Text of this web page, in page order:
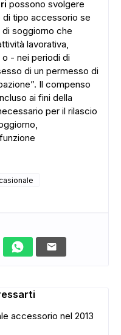
possono svolgere
di tipo accessorio se
soggiorno che
lavorativa,
- nei periodi di
di un permesso di
Il compenso
ai fini della
per il rilascio
accessorio nel 2013